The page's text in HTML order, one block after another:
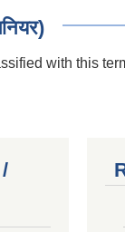
with this